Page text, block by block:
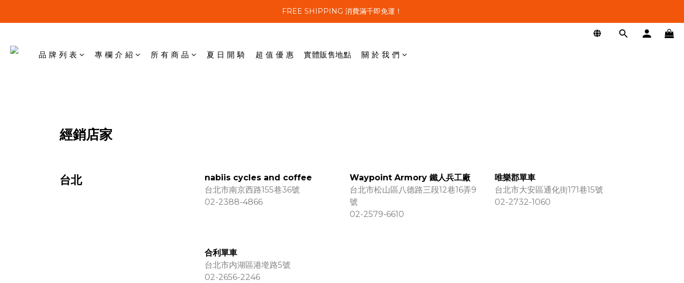
FREE SHIPPING 消費滿千即免運！
品 牌 列 表 專 欄 介 紹 所 有 商 品 夏 日 開 騎 超 值 優 惠 實體販售地點 關 於 我 們
經銷店家
台北
nabiis cycles and coffee
台北市南京西路155巷36號
02-2388-4866
Waypoint Armory 鐵人兵工廠
台北市松山區八德路三段12巷16弄9
號
02-2579-6610
唯樂郡單車
台北市大安區通化街171巷15號
02-2732-1060
合利單車
台北市内湖區港墘路5號
02-2656-2246